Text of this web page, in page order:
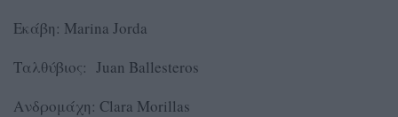
Εκάβη: Marina Jorda
Ταλθύβιος: Juan Ballesteros
Ανδρομάχη: Clara Morillas